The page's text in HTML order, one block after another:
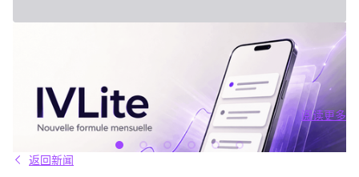
IVLite：IVT精华通知，每月仅29欧元 清晰的计划、市场简报和回
顾，直接送达您的手机与电脑，仅此而已。 问题不在于信息匮乏，
而是过剩。每天都有数十种分析、相互矛盾的观点和信号交织在市
场中。结果就是：你推迟，把事情留到“以后”，最后只能被动应对市
场，而不是主动掌控。 IVLite正是基于这个现象而诞生的。每月
29€，只为你提供一件事：IVT的核心内容通知。 IVLite究竟是什
么？ IVLite即IVT通知的访问权，仅此而已。 具体来说，你会在手机
和电脑上收到IVT教练们制作的清晰计划、短期及中期简报和市场回
阅读更多
阅读
返回新闻